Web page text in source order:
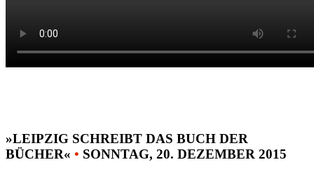
»LEIPZIG SCHREIBT DAS BUCH DER
BÜCHER« • SONNTAG, 20. DEZEMBER 2015